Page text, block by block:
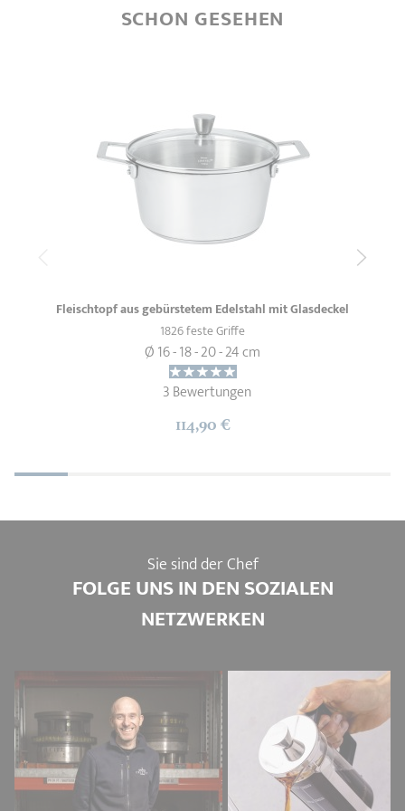
SCHON GESEHEN
Fleischtopf aus gebürstetem Edelstahl mit Glasdeckel
1826 feste Griffe
Ø 16 - 18 - 20 - 24 cm
3 Bewertungen
114,90 €
Sie sind der Chef
FOLGE UNS IN DEN SOZIALEN
NETZWERKEN